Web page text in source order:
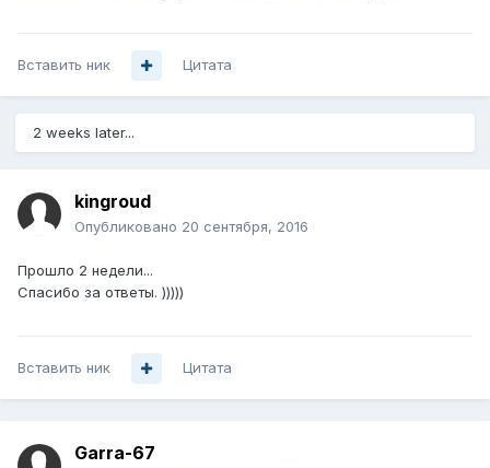
Вставить ник Цитата
2 weeks later...
kingroud
Опубликовано 20 сентября, 2016
Прошло 2 недели...
Спасибо за ответы. )))))
Вставить ник Цитата
Garra-67